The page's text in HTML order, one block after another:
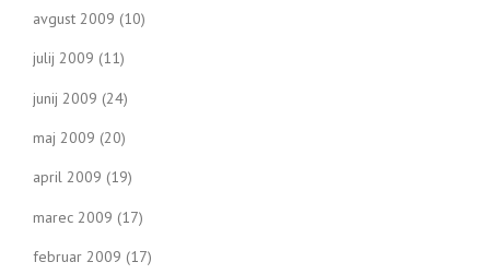
avgust 2009 (10)
julij 2009 (11)
junij 2009 (24)
maj 2009 (20)
april 2009 (19)
marec 2009 (17)
februar 2009 (17)